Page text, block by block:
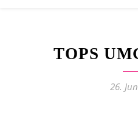
TOPS
26.